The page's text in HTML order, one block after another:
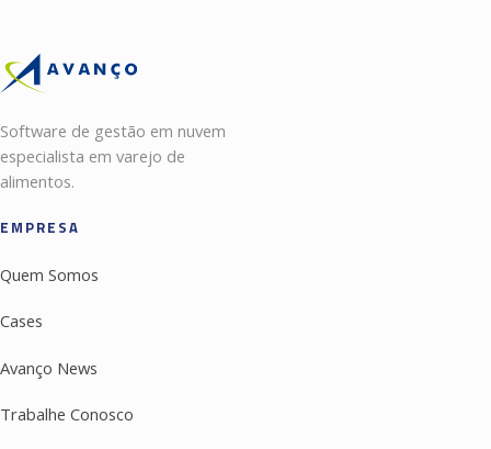
Software de gestão em nuvem
especialista em varejo de
alimentos.
EMPRESA
Quem Somos
Cases
Avanço News
Trabalhe Conosco